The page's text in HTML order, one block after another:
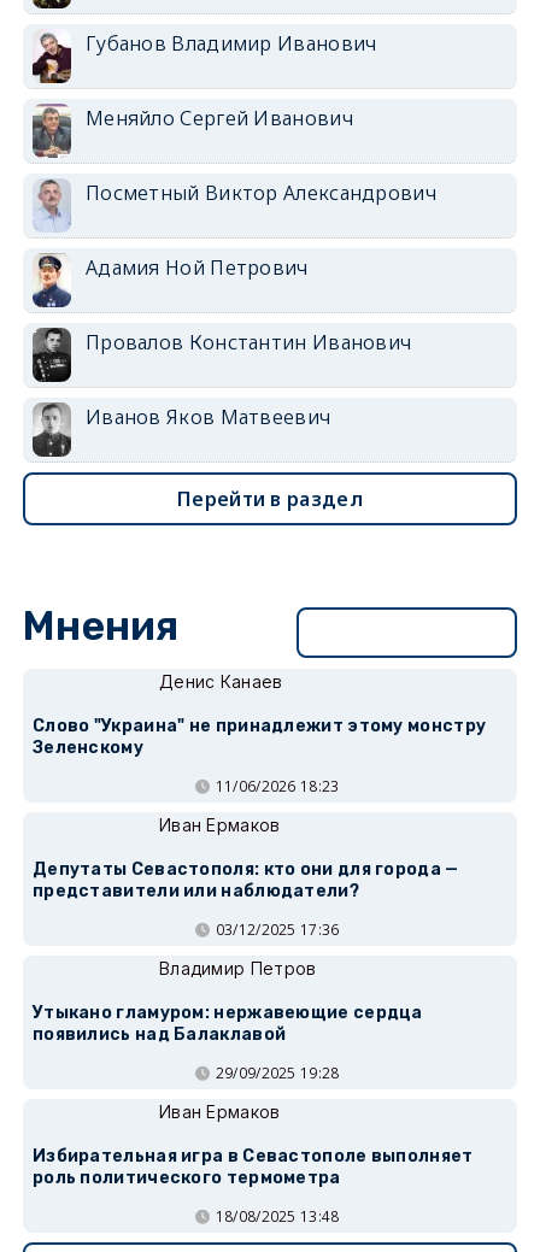
Губанов Владимир Иванович
Меняйло Сергей Иванович
Посметный Виктор Александрович
Адамия Ной Петрович
Провалов Константин Иванович
Иванов Яков Матвеевич
Перейти в раздел
Мнения
Денис Канаев
Слово "Украина" не принадлежит этому монстру
Зеленскому
11/06/2026 18:23
Иван Ермаков
Депутаты Севастополя: кто они для города —
представители или наблюдатели?
03/12/2025 17:36
Владимир Петров
Утыкано гламуром: нержавеющие сердца
появились над Балаклавой
29/09/2025 19:28
Иван Ермаков
Избирательная игра в Севастополе выполняет
роль политического термометра
18/08/2025 13:48